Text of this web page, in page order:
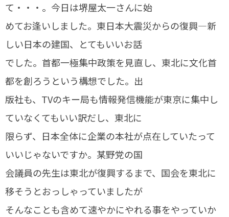
て・・・。今日は堺屋太一さんに始
めてお逢いしました。東日本大震災からの復興―新
しい日本の建国、とてもいいお話
でした。首都一極集中政策を見直し、東北に文化首
都を創ろうという構想でした。出
版社も、TVのキー局も情報発信機能が東京に集中し
ていなくてもいい訳だし、東北に
限らず、日本全体に企業の本社が点在していたって
いいじゃないですか。某野党の国
会議員の先生は東北が復興するまで、国会を東北に
移そうとおっしゃっていましたが
そんなことも含めて速やかにやれる事をやっていか